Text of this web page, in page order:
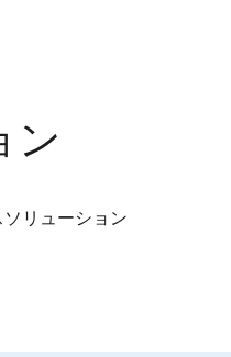
ン
リューション